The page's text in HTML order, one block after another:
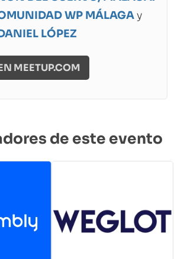
WP MÁLAGAy
LÓPEZ
MEETUP.COM
de este evento